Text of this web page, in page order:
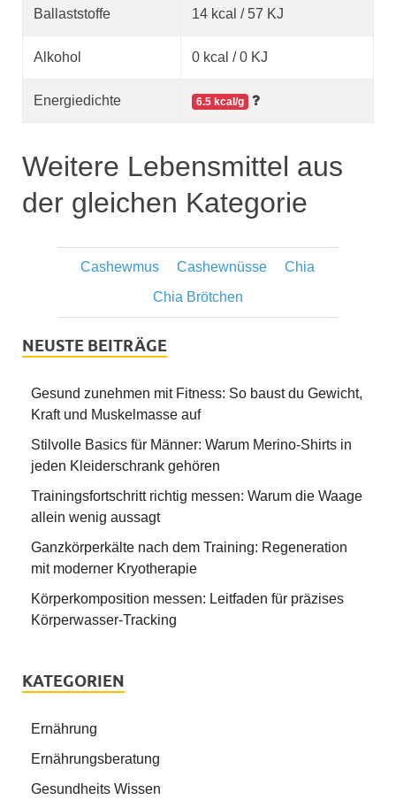
Ballaststoffe 14 kcal / 57 KJ
Alkohol 0 kcal / 0 KJ
Energiedichte 6.5 kcal/g
Weitere Lebensmittel aus
der gleichen Kategorie
Cashewmus Cashewnüsse
Chia
Chia Brötchen
NEUSTE BEITRÄGE
Gesund zunehmen mit Fitness: So baust du Gewicht,
Kraft und Muskelmasse auf
Stilvolle Basics für Männer: Warum Merino-Shirts in
jeden Kleiderschrank gehören
Trainingsfortschritt richtig messen: Warum die Waage
allein wenig aussagt
Ganzkörperkälte nach dem Training: Regeneration
mit moderner Kryotherapie
Körperkomposition messen: Leitfaden für präzises
Körperwasser-Tracking
KATEGORIEN
Ernährung
Ernährungsberatung
Gesundheits Wissen